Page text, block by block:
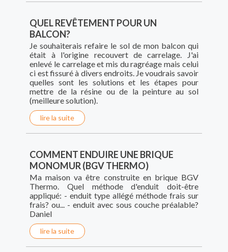
QUEL REVÊTEMENT POUR UN
BALCON?
Je souhaiterais refaire le sol de mon balcon qui
était à l'origine recouvert de carrelage. J'ai
enlevé le carrelage et mis du ragréage mais celui
ci est fissuré à divers endroits. Je voudrais savoir
quelles sont les solutions et les étapes pour
mettre de la résine ou de la peinture au sol
(meilleure solution).
lire la suite
COMMENT ENDUIRE UNE BRIQUE
MONOMUR (BGV THERMO)
Ma maison va être construite en brique BGV
Thermo. Quel méthode d'enduit doit-être
appliqué: - enduit type allégé méthode frais sur
frais? ou... - enduit avec sous couche préalable?
Daniel
lire la suite